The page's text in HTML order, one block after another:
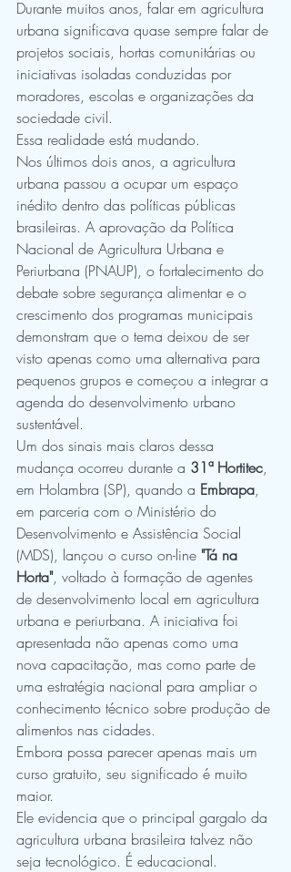
Durante muitos anos, falar em agricultura
urbana significava quase sempre falar de
projetos sociais, hortas comunitárias ou
iniciativas isoladas conduzidas por
moradores, escolas e organizações da
sociedade civil.
Essa realidade está mudando.
Nos últimos dois anos, a agricultura
urbana passou a ocupar um espaço
inédito dentro das políticas públicas
brasileiras. A aprovação da Política
Nacional de Agricultura Urbana e
Periurbana (PNAUP), o fortalecimento do
debate sobre segurança alimentar e o
crescimento dos programas municipais
demonstram que o tema deixou de ser
visto apenas como uma alternativa para
pequenos grupos e começou a integrar a
agenda do desenvolvimento urbano
sustentável.
Um dos sinais mais claros dessa
mudança ocorreu durante a 31ª Hortitec,
em Holambra (SP), quando a Embrapa,
em parceria com o Ministério do
Desenvolvimento e Assistência Social
(MDS), lançou o curso on-line "Tá na
Horta", voltado à formação de agentes
de desenvolvimento local em agricultura
urbana e periurbana. A iniciativa foi
apresentada não apenas como uma
nova capacitação, mas como parte de
uma estratégia nacional para ampliar o
conhecimento técnico sobre produção de
alimentos nas cidades.
Embora possa parecer apenas mais um
curso gratuito, seu significado é muito
maior.
Ele evidencia que o principal gargalo da
agricultura urbana brasileira talvez não
seja tecnológico. É educacional.